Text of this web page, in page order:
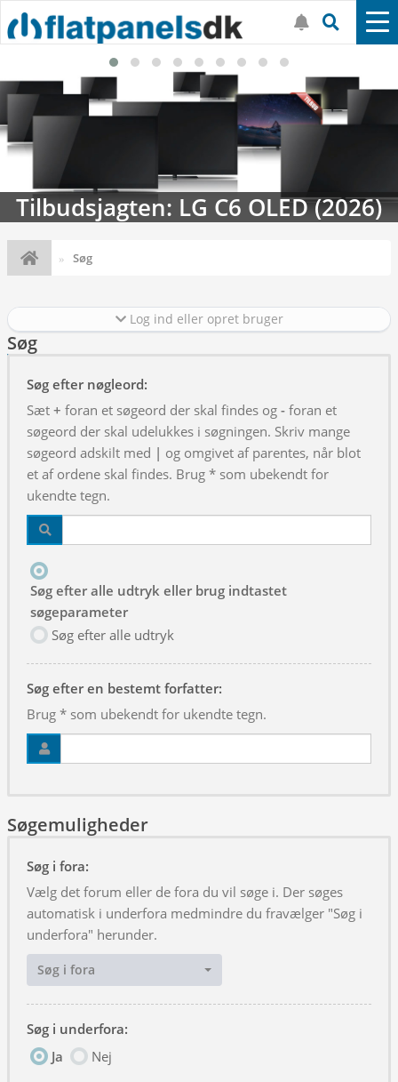
LG C6 OLED (2026)
Søg
Log ind eller opret bruger
Søg
Søg efter nøgleord:
Sæt + foran et søgeord der skal findes og - foran et
søgeord der skal udelukkes i søgningen. Skriv mange
søgeord adskilt med | og omgivet af parentes, når blot
et af ordene skal findes. Brug * som ubekendt for
ukendte tegn.
Søg efter alle udtryk eller brug indtastet
søgeparameter
Søg efter alle udtryk
Søg efter en bestemt forfatter:
Brug * som ubekendt for ukendte tegn.
Søgemuligheder
Søg i fora:
Vælg det forum eller de fora du vil søge i. Der søges
automatisk i underfora medmindre du fravælger "Søg i
underfora" herunder.
Søg i fora
Søg i underfora:
Ja
Nej